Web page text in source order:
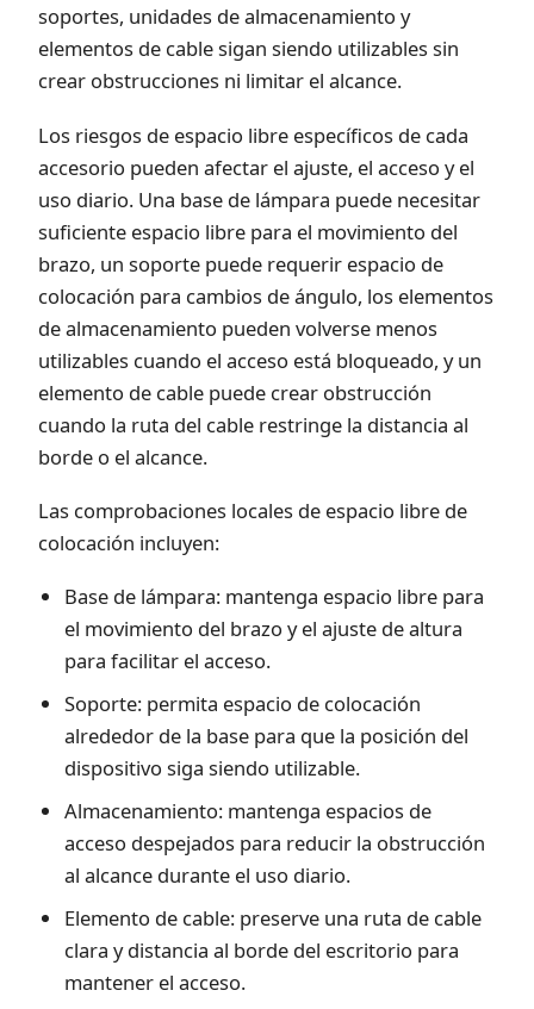
soportes, unidades de almacenamiento y
elementos de cable sigan siendo utilizables sin
crear obstrucciones ni limitar el alcance.
Los riesgos de espacio libre específicos de cada
accesorio pueden afectar el ajuste, el acceso y el
uso diario. Una base de lámpara puede necesitar
suficiente espacio libre para el movimiento del
brazo, un soporte puede requerir espacio de
colocación para cambios de ángulo, los elementos
de almacenamiento pueden volverse menos
utilizables cuando el acceso está bloqueado, y un
elemento de cable puede crear obstrucción
cuando la ruta del cable restringe la distancia al
borde o el alcance.
Las comprobaciones locales de espacio libre de
colocación incluyen:
Base de lámpara: mantenga espacio libre para
el movimiento del brazo y el ajuste de altura
para facilitar el acceso.
Soporte: permita espacio de colocación
alrededor de la base para que la posición del
dispositivo siga siendo utilizable.
Almacenamiento: mantenga espacios de
acceso despejados para reducir la obstrucción
al alcance durante el uso diario.
Elemento de cable: preserve una ruta de cable
clara y distancia al borde del escritorio para
mantener el acceso.